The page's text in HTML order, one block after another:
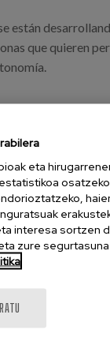
están
que quieren
eta
interesa sortzen
zure